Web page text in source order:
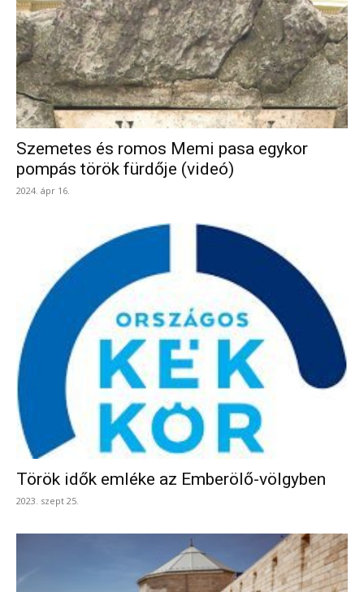
Szemetes és romos Memi pasa egykor
pompás török fürdője (videó)
2024. ápr 16.
Török idők emléke az Emberölő-völgyben
2023. szept 25.